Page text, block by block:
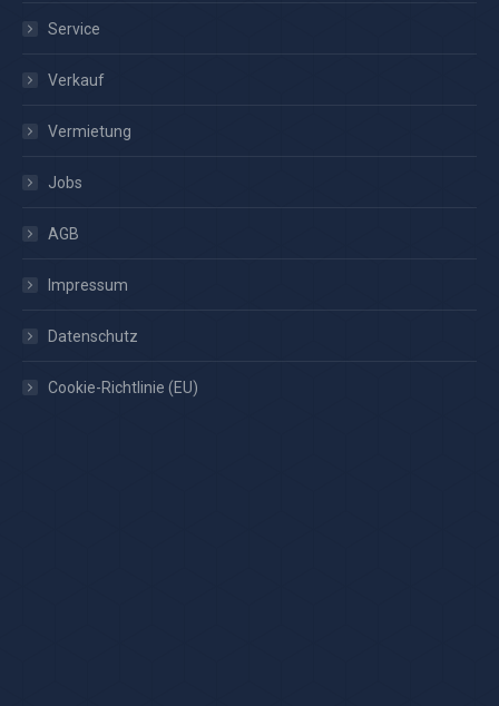
Service
Verkauf
Vermietung
Jobs
AGB
Impressum
Datenschutz
Cookie-Richtlinie (EU)